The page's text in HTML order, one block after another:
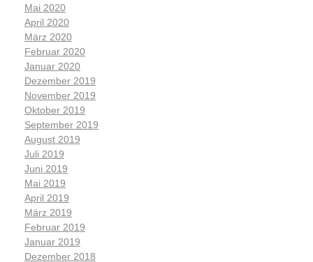
Mai 2020
April 2020
März 2020
Februar 2020
Januar 2020
Dezember 2019
November 2019
Oktober 2019
September 2019
August 2019
Juli 2019
Juni 2019
Mai 2019
April 2019
März 2019
Februar 2019
Januar 2019
Dezember 2018